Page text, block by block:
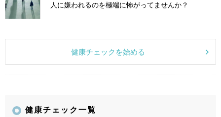
人に嫌われるのを極端に怖がってませんか？
健康チェックを始める
健康チェック一覧